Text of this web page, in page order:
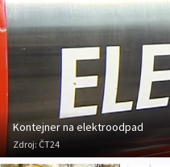
Kontejner na elektroodpad
Zdroj: ČT24